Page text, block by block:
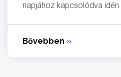
napjához kapcsolódva idén
Bővebben »